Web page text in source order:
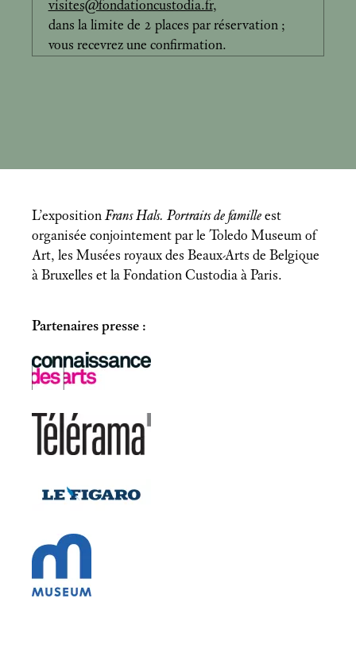
visites@fondationcustodia.fr,
dans la limite de 2 places par réservation ;
vous recevrez une confirmation.
L’exposition Frans Hals. Portraits de famille est
organisée conjointement par le Toledo Museum of
Art, les Musées royaux des Beaux-Arts de Belgique
à Bruxelles et la Fondation Custodia à Paris.
Partenaires presse :